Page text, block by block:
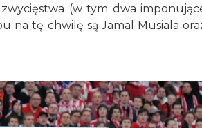
(w tym dwa
na tę chwilę są Jamal Musiala